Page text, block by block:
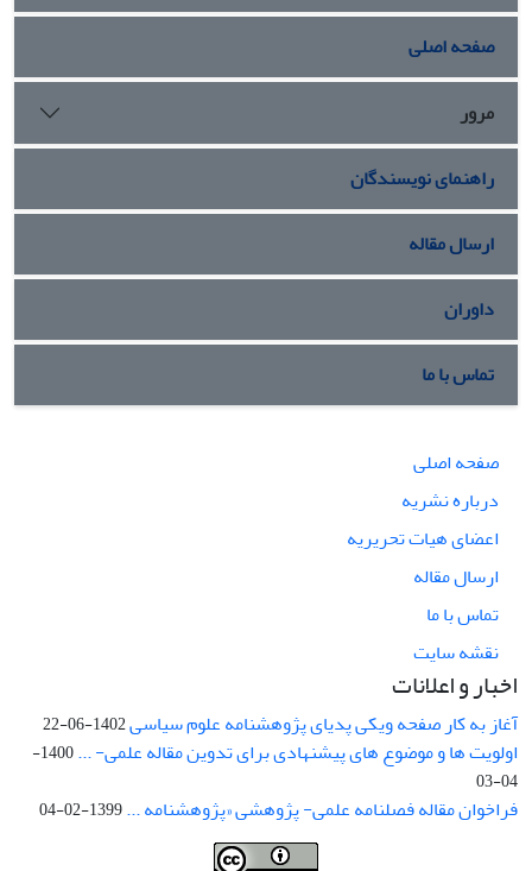
صفحه اصلی
مرور
راهنمای نویسندگان
ارسال مقاله
داوران
تماس با ما
صفحه اصلی
درباره نشریه
اعضای هیات تحریریه
ارسال مقاله
تماس با ما
نقشه سایت
اخبار و اعلانات
آغاز به کار صفحه ویکی پدیای پژوهشنامه علوم سیاسی1402-06-22
اولویت ها و موضوع های پیشنهادی برای تدوین مقاله علمی- ...
1400-
04-03
فراخوان مقاله فصلنامه علمی- پژوهشی «پژوهشنامه ...1399-02-04